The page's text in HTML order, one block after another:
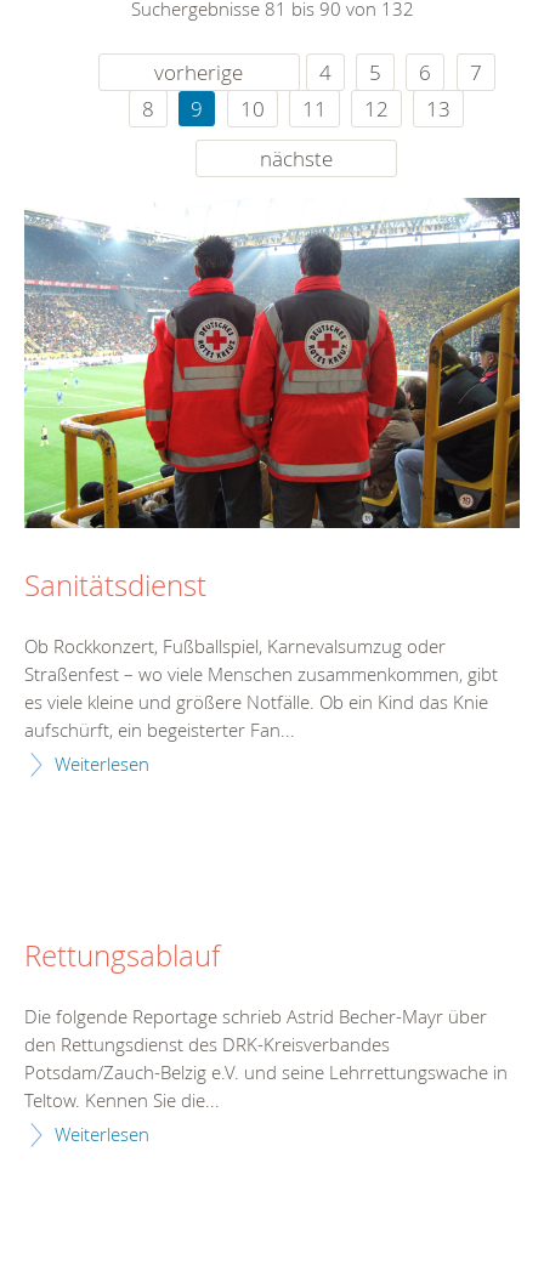
Suchergebnisse 81 bis 90 von 132
vorherige 4 5 6
7
8
9 10 11 12
13
nächste
Sanitätsdienst
Ob Rockkonzert, Fußballspiel, Karnevalsumzug oder
Straßenfest – wo viele Menschen zusammenkommen, gibt
es viele kleine und größere Notfälle. Ob ein Kind das Knie
aufschürft, ein begeisterter Fan...
Weiterlesen
Rettungsablauf
Die folgende Reportage schrieb Astrid Becher-Mayr über
den Rettungsdienst des DRK-Kreisverbandes
Potsdam/Zauch-Belzig e.V. und seine Lehrrettungswache in
Teltow. Kennen Sie die...
Weiterlesen